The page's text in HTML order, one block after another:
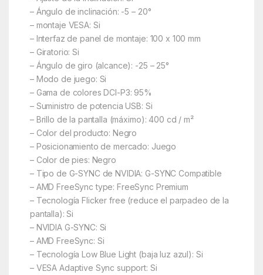
– Ángulo de inclinación: -5 – 20°
– montaje VESA: Si
– Interfaz de panel de montaje: 100 x 100 mm
– Giratorio: Si
– Ángulo de giro (alcance): -25 – 25°
– Modo de juego: Si
– Gama de colores DCI-P3: 95%
– Suministro de potencia USB: Si
– Brillo de la pantalla (máximo): 400 cd / m²
– Color del producto: Negro
– Posicionamiento de mercado: Juego
– Color de pies: Negro
– Tipo de G-SYNC de NVIDIA: G-SYNC Compatible
– AMD FreeSync type: FreeSync Premium
– Tecnología Flicker free (reduce el parpadeo de la
pantalla): Si
– NVIDIA G-SYNC: Si
– AMD FreeSync: Si
– Tecnología Low Blue Light (baja luz azul): Si
– VESA Adaptive Sync support: Si